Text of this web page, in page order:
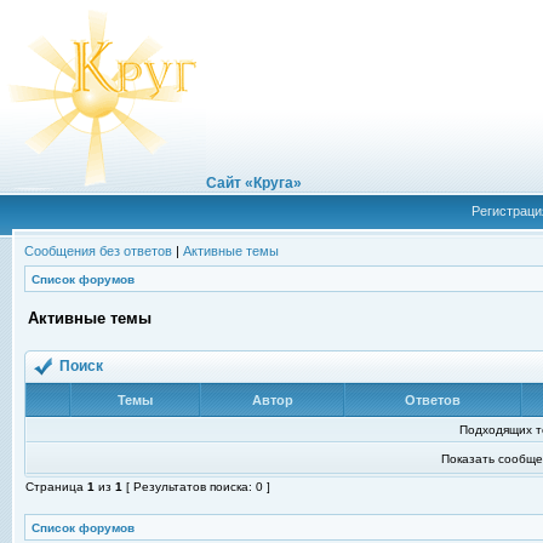
Сайт «Круга»
Сообщения без ответов | Активные темы
Список форумов
Активные темы
Поиск
Темы Автор Ответов
Подходящих
Показать
Страница 1 из 1 [ Результатов поиска: 0 ]
Список форумов